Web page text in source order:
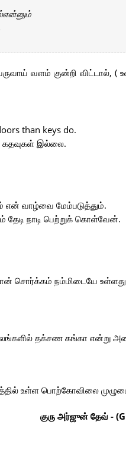
வளம் குன்றி விட்டால், (
than keys do.
கதவுகள் இல்லை.
என் வாழ்வை மேம்படுத்தும்.
நாடி பெற்றுக் கொள்வேன்.
சொர்க்கம் நம்மிடையே
தக்சண கங்கா என்று
உள்ள பொற்கோவிலை
குரு அர்ஜுன் தேவ் -